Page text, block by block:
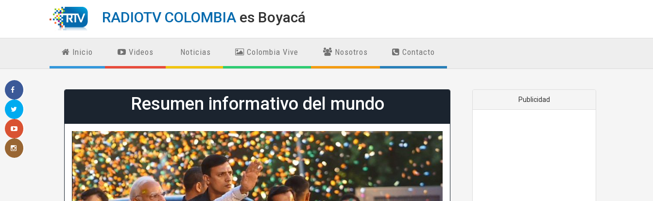
RADIOTV COLOMBIA es Boyacá
Inicio Videos Noticias Colombia Vive Nosotros Contacto
Resumen informativo del mundo Publicidad